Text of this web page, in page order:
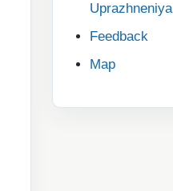
Uprazhneniya
Feedback
Map